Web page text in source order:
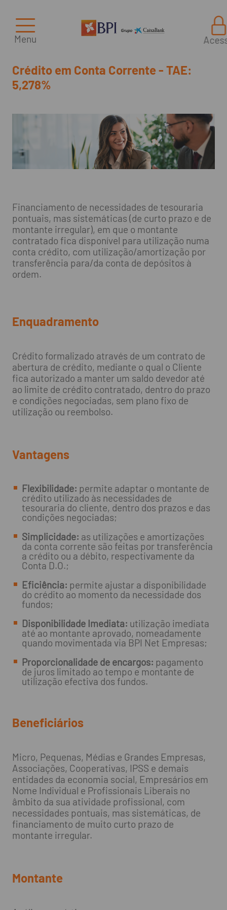
Menu
Crédito em Conta Corrente - TAE:
5,278%
Financiamento de necessidades de tesouraria
pontuais, mas sistemáticas (de curto prazo e de
montante irregular), em que o montante
contratado fica disponível para utilização numa
conta crédito, com utilização/amortização por
transferência para/da conta de depósitos à
ordem.
Enquadramento
Crédito formalizado através de um contrato de
abertura de crédito, mediante o qual o Cliente
fica autorizado a manter um saldo devedor até
ao limite de crédito contratado, dentro do prazo
e condições negociadas, sem plano fixo de
utilização ou reembolso.
Vantagens
Flexibilidade: permite adaptar o montante de
crédito utilizado às necessidades de
tesouraria do cliente, dentro dos prazos e das
condições negociadas;
Simplicidade: as utilizações e amortizações
da conta corrente são feitas por transferência
a crédito ou a débito, respectivamente da
Conta D.O.;
Eficiência: permite ajustar a disponibilidade
do crédito ao momento da necessidade dos
fundos;
Disponibilidade Imediata: utilização imediata
até ao montante aprovado, nomeadamente
quando movimentada via BPI Net Empresas;
Proporcionalidade de encargos: pagamento
de juros limitado ao tempo e montante de
utilização efectiva dos fundos.
Beneficiários
Micro, Pequenas, Médias e Grandes Empresas,
Associações, Cooperativas, IPSS e demais
entidades da economia social, Empresários em
Nome Individual e Profissionais Liberais no
âmbito da sua atividade profissional, com
necessidades pontuais, mas sistemáticas, de
financiamento de muito curto prazo de
montante irregular.
Montante